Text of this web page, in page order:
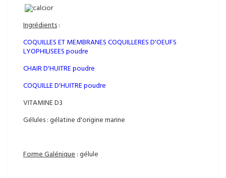
Ingrédients:
COQUILLES ET MEMBRANES COQUILLERES D'OEUFS
LYOPHILISEES poudre
CHAIR D'HUITRE poudre
COQUILLE D'HUITRE poudre
VITAMINE D3
Gélules : gélatine d'origine marine
Forme Galénique: gélule